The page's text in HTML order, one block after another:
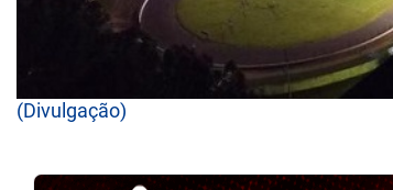
(Divulgação)